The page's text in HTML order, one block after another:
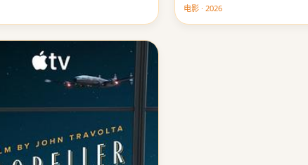
电影 · 2026